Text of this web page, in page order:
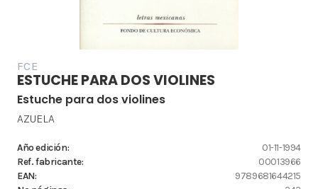
FCE
ESTUCHE PARA DOS VIOLINES
Estuche para dos violines
AZUELA
Año edición:
01-11-1994
Ref. fabricante:
00013966
EAN:
9789681644215